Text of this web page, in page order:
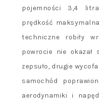
pojemności 3,4
prędkość
techniczne robiły
powrocie nie
zepsuło, drugie
samochód
aerodynamiki i